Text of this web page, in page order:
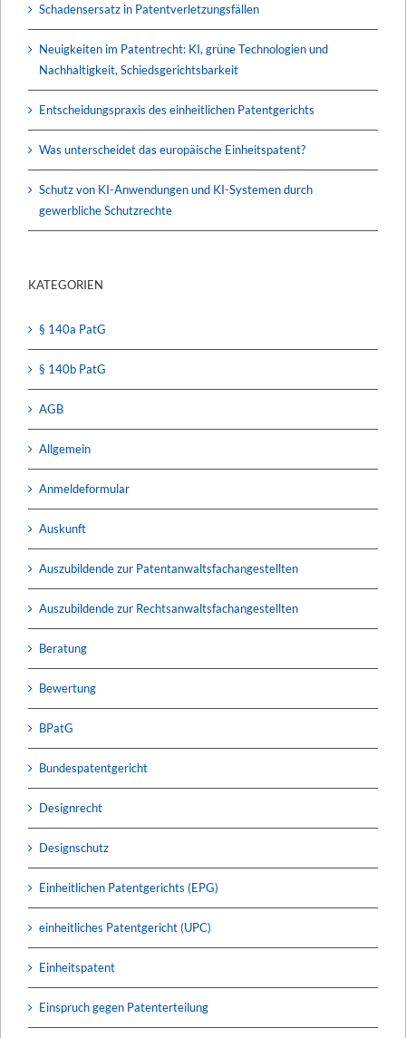
Schadensersatz in Patentverletzungsfällen
Neuigkeiten im Patentrecht: KI, grüne Technologien und
Nachhaltigkeit, Schiedsgerichtsbarkeit
Entscheidungspraxis des einheitlichen Patentgerichts
Was unterscheidet das europäische Einheitspatent?
Schutz von KI-Anwendungen und KI-Systemen durch
gewerbliche Schutzrechte
KATEGORIEN
§ 140a PatG
§ 140b PatG
AGB
Allgemein
Anmeldeformular
Auskunft
Auszubildende zur Patentanwaltsfachangestellten
Auszubildende zur Rechtsanwaltsfachangestellten
Beratung
Bewertung
BPatG
Bundespatentgericht
Designrecht
Designschutz
Einheitlichen Patentgerichts (EPG)
einheitliches Patentgericht (UPC)
Einheitspatent
Einspruch gegen Patenterteilung